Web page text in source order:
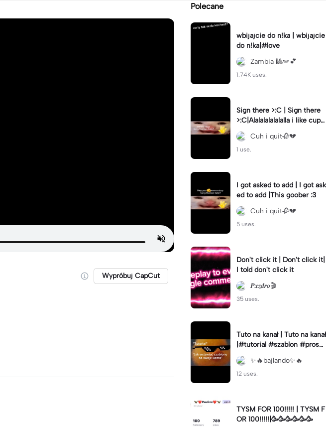
Wypróbuj CapCut
Polecane
wbijajcie do n!ka | wbijajcie
do n!ka|#love
Zambia 🎱🪽💕
1.74K uses.
Sign there >:C | Sign there
>:C|Alalalalalalalla i like cupc
akes :3
Cuh i quit🥀💔
1 use.
I got asked to add | I got ask
ed to add |This goober :3
Cuh i quit🥀💔
5 uses.
Don't click it | Don't click it|
I told don't click it
𝑷𝒙𝒛𝒅𝒓𝒐🎬
35 uses.
Tuto na kanał | Tuto na kanał
|#tutorial #szablon #prosz
e #doczekaliściesie
✨🔥bajlando✨🔥
12 uses.
TYSM FOR 100!!!!! | TYSM F
OR 100!!!!!|🥳🥳🥳🥳🥳🥳